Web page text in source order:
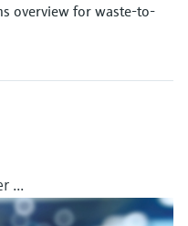
overview for waste-to-
...